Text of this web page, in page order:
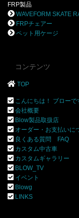
FRP製品
WAVEFORM SKATE
FRPチェアー
ペット用ケージ
コンテンツ
TOP
こんにちは！ ブローで
会社概要
Blow製品取扱店
オーダー・お支払いに
良くある質問 FAQ
カスタム中古車
カスタムギャラリー
BLOW_TV
イベント
Blowg
LINKS